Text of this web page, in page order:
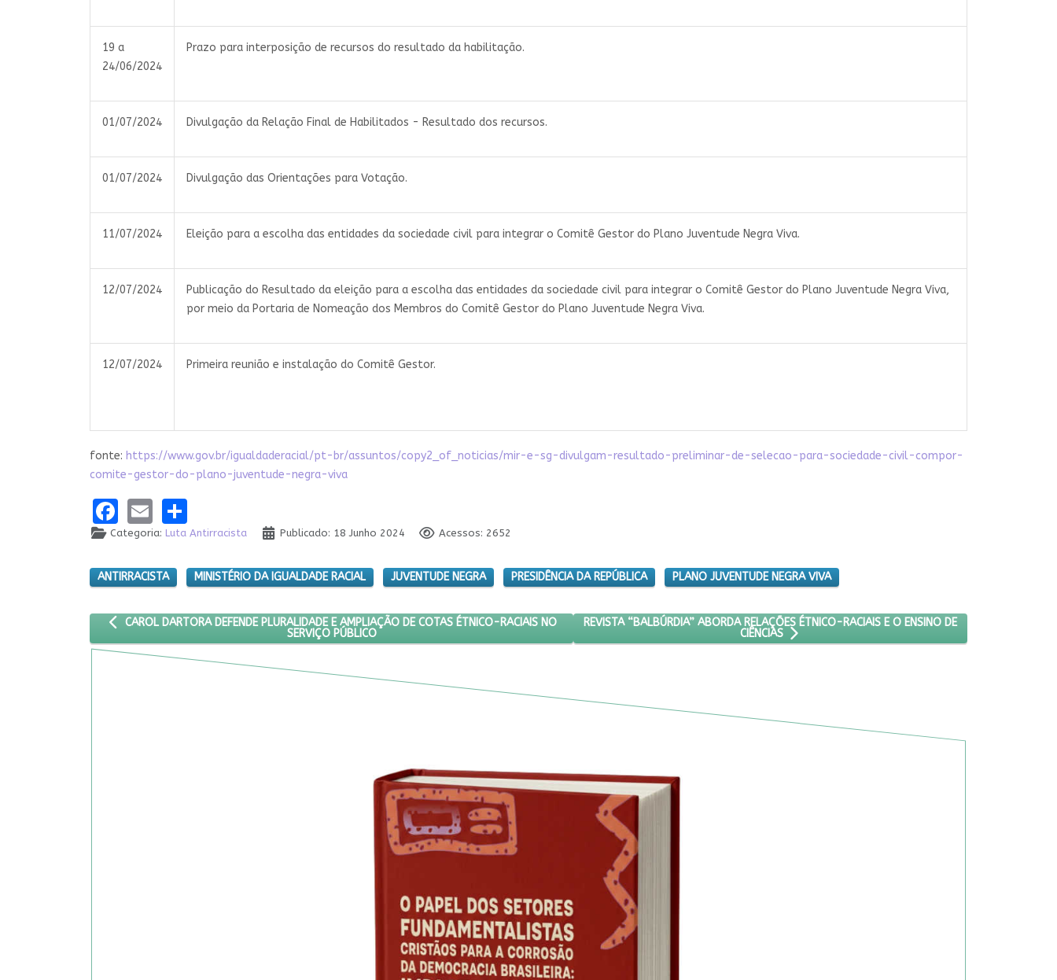
19 a
24/06/2024
Prazo para interposição de recursos do resultado da habilitação.
01/07/2024 Divulgação da Relação Final de Habilitados - Resultado dos recursos.
01/07/2024 Divulgação das Orientações para Votação.
11/07/2024 Eleição para a escolha das entidades da sociedade civil para integrar o Comitê Gestor do Plano Juventude Negra Viva.
12/07/2024
Publicação do Resultado da eleição para a escolha das entidades da sociedade civil para integrar o Comitê Gestor do Plano Juventude Negra Viva,
por meio da Portaria de Nomeação dos Membros do Comitê Gestor do Plano Juventude Negra Viva.
12/07/2024 Primeira reunião e instalação do Comitê Gestor.
fonte: https://www.gov.br/igualdaderacial/pt-br/assuntos/copy2_of_noticias/mir-e-sg-divulgam-resultado-preliminar-de-selecao-para-sociedade-civil-compor-
comite-gestor-do-plano-juventude-negra-viva
Facebook
Email
Categoria: Luta Antirracista Publicado: 18 Junho 2024 Acessos: 2652
ANTIRRACISTA MINISTÉRIO DA IGUALDADE RACIAL JUVENTUDE NEGRA PRESIDÊNCIA DA REPÚBLICA PLANO JUVENTUDE NEGRA VIVA
ARTIGO ANTERIOR: CAROL DARTORA DEFENDE PLURALIDADE E AMPLIAÇÃO DE COTAS ÉTNICO-RACIAIS NO SERVIÇO PÚBLICO
CAROL DARTORA DEFENDE PLURALIDADE E AMPLIAÇÃO DE COTAS ÉTNICO-RACIAIS NO
SERVIÇO PÚBLICO
PRÓXIMO ARTIGO: REVISTA “BALBÚRDIA” ABORDA RELAÇÕES ÉTNICO-RACIAIS E O ENSINO DE
REVISTA “BALBÚRDIA” ABORDA RELAÇÕES ÉTNICO-RACIAIS E O ENSINO DE
CIÊNCIAS